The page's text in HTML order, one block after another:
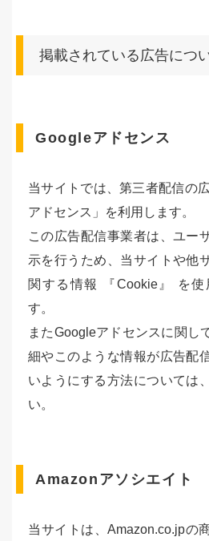
掲載されている広告につ
Googleアドセンス
当サイトでは、第三者配信の
アドセンス」を利用します。
この広告配信事業者は、ユー
示を行うため、当サイトや他
関する情報 『Cookie』 を使
す。
またGoogleアドセンスに関し
細やこのような情報が広告配
いようにする方法については、
い。
Amazonアソシエイト
当サイトは、Amazon.co.jpの